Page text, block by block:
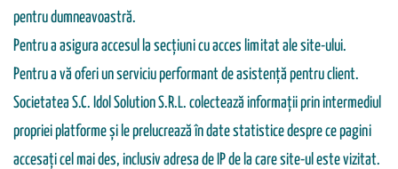
pentru dumneavoastră.
Pentru a asigura accesul la secțiuni cu acces limitat ale site-ului.
Pentru a vă oferi un serviciu performant de asistență pentru client.
Societatea S.C. Idol Solution S.R.L. colectează informații prin intermediul
propriei platforme și le prelucrează în date statistice despre ce pagini
accesați cel mai des, inclusiv adresa de IP de la care site-ul este vizitat.